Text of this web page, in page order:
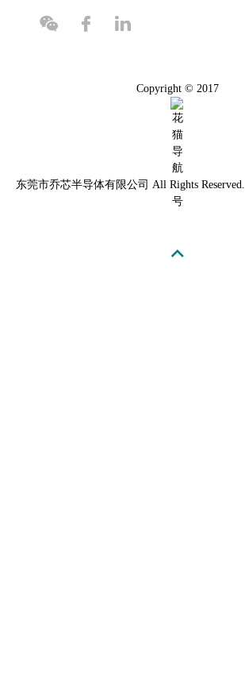
Copyright © 2017
东莞市乔芯半导体有限公司 All Rights Reserved.
号